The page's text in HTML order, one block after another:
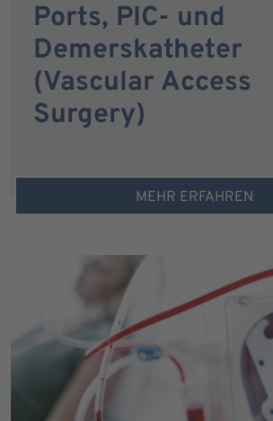
Ports, PIC- und
Demerskatheter
(Vascular Access
Surgery)
MEHR ERFAHREN